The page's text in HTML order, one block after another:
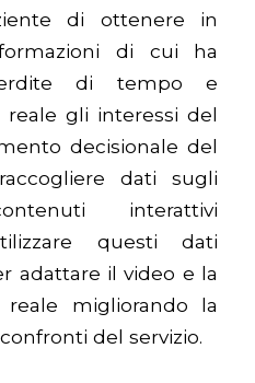
di ottenere in
di cui ha
di tempo e
gli interessi del
decisionale del
dati sugli
interattivi
questi dati
adattare il video e la
migliorando la
del servizio.